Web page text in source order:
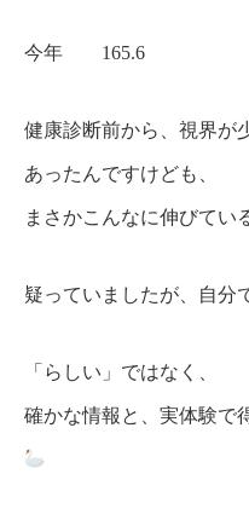
今年 165.6
健康診断前から、視界が
あったんですけども、
まさかこんなに伸びてい
疑っていましたが、自分
「らしい」ではなく、
確かな情報と、実体験で